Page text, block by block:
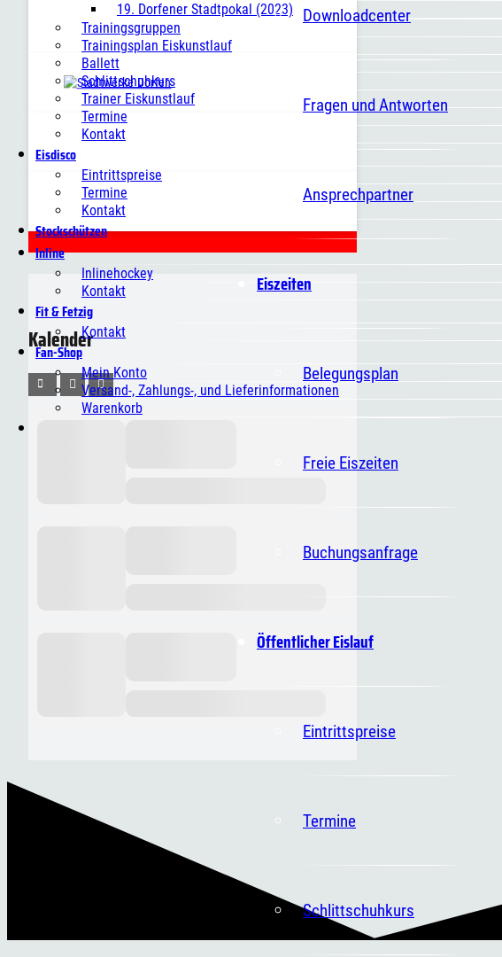
Downloadcenter
Fragen und Antworten
Ansprechpartner
Eiszeiten
Belegungsplan
Freie Eiszeiten
Buchungsanfrage
Öffentlicher Eislauf
Eintrittspreise
Termine
Schlittschuhkurs
19. Dorfener Stadtpokal (2023)
Trainingsgruppen
Trainingsplan Eiskunstlauf
Ballett
Schlittschuhkurs
Trainer Eiskunstlauf
Termine
Kontakt
Eisdisco
Eintrittspreise
Termine
Kontakt
Stockschützen
Inline
Inlinehockey
Kontakt
Fit & Fetzig
Kontakt
Fan-Shop
Mein Konto
Versand-, Zahlungs-, und Lieferinformationen
Warenkorb
Kalender